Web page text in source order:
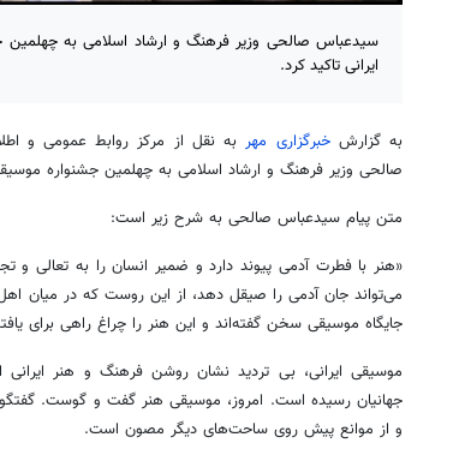
سیدعباس صالحی وزیر فرهنگ و ارشاد اسلامی به
ایرانی تاکید کرد.
به گزارش خبرگزاری مهربه نقل از مرکز روابط عمومی و
صالحی وزیر فرهنگ و ارشاد اسلامی به چهلمین جشنواره
متن پیام سیدعباس صالحی به شرح زیر است:
«هنر با فطرت آدمی پیوند دارد و ضمیر انسان را به
می‌تواند جان آدمی را صیقل دهد، از اینروست که در میان
جایگاه موسیقی سخن گفته‌اند و این هنر را چراغ راهی برای
موسیقی ایرانی، بی تردید نشان روشن فرهنگ و هنر
جهانیان رسیده است. امروز، موسیقی هنر گفت و گوست.
و از موانع پیش روی ساحت‌های دیگر مصون است.